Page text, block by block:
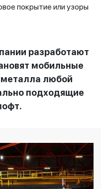
покрытие или узоры
разработают
мобильные
металла любой
подходящие